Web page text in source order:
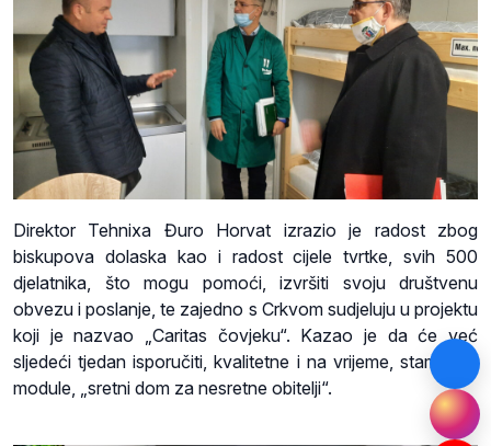
Direktor Tehnixa Đuro Horvat izrazio je radost zbog
biskupova dolaska kao i radost cijele tvrtke, svih 500
djelatnika, što mogu pomoći, izvršiti svoju društvenu
obvezu i poslanje, te zajedno s Crkvom sudjeluju u projektu
koji je nazvao „Caritas čovjeku“. Kazao je da će već
sljedeći tjedan isporučiti, kvalitetne i na vrijeme, stambene
module, „sretni dom za nesretne obitelji“.